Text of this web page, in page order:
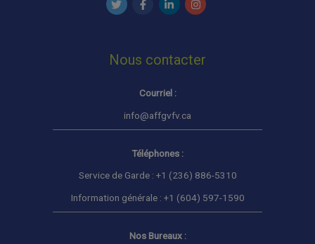
Nous contacter
Courriel :
info@affgvfv.ca
Téléphones :
Service de Garde : +1 (236) 886-5310
Information générale : +1 (604) 597-1590
Nos Bureaux :